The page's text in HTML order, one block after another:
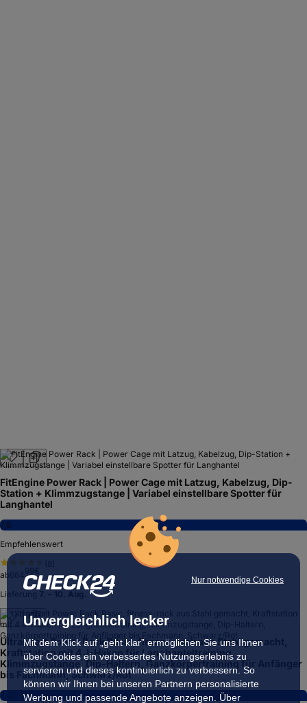
Nur notwendige Cookies
Unvergleichlich lecker
Mit dem Klick auf „geht klar” ermöglichen Sie uns Ihnen
über Cookies ein verbessertes Nutzungserlebnis zu
servieren und dieses kontinuierlich zu verbessern. So
können wir Ihnen bei unseren Partnern personalisierte
Werbung und passende Angebote anzeigen. Über
FitEngine Power Rack | Power Cage mit Latzug, Kabelzug, Dip-
Station + Klimmzugstange | Variabel einstellbare Spotter für
Langhantel
7,6
Empfehlenswert
ab
Lieferung
Ultrasport Power Rack Basic, fitness-rack aus Stahl gemacht,
Kraftstation mit 4 J-Haken für Langhanteltraining,
Klimmzugstange, Dip-Haltern, Ganzkörpertraining für Anfänger
bis Fachmann, Schwarz/Rot
7,4